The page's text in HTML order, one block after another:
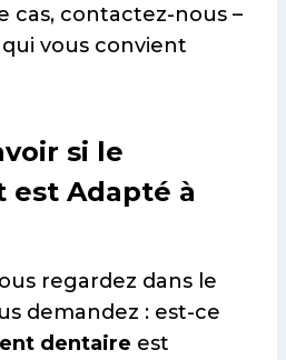
cas, contactez-nous –
vous convient
si le
est Adapté à
regardez dans le
demandez : est-ce
dentaire est